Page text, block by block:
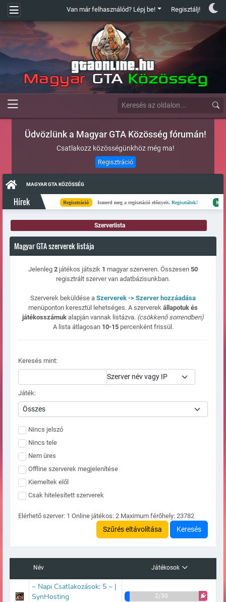
Van már felhasználód? Lépj be! Regisztálj!
Üdvözlünk a Magyar GTA Közösség fórumán!
Csatlakozz közösségünkhöz még ma!
Regisztráció
MAGYAR GTA KÖZÖSSÉG
Hírek Regisztráció Ismerd meg a regisztáció előnyeit.Regisztálok! Kész
Szerverlista
Magyar GTA szerverek listája
Jelenleg 2 játékos játszik 1 magyar szerveren. Összesen 50
regisztrált szerver van adatbázisunkban.
Szerverek beküldése a Szerverek -> Szerver hozzáadása
menüponton keresztül lehetséges. A szerverek állapotuk és
játékosszámuk alapján vannak listázva. (csökkenõ sorrendben)
A lista átlagosan 10-15percenként frissül.
Keresés mint:
Játék:
Nincs jelszó
Nincs tele
Nem üres
Offline szerverek megjelenítése
Kiemeltek elől
Csak hitelesített szerverek
Elérhető szerver: 1 Online játékos: 2 Maximum férőhely: 23782
Szűrés eltávolítása Keresés
Név Játékosok
~ Napi Csatlakozások: 5 ~ |
SynHosting
2/30